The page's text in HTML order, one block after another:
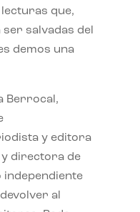
que,
salvadas del
demos una
Berrocal,
y editora
y directora de
independiente
al